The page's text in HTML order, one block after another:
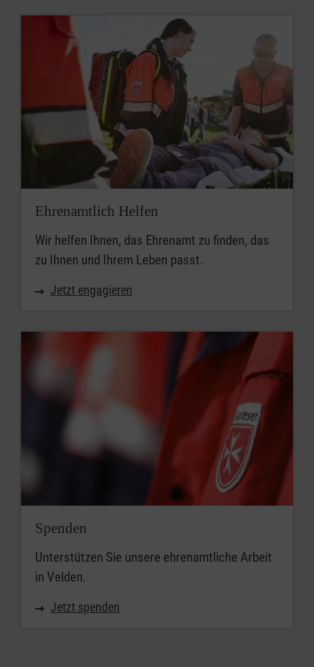
Passende Kurse suchen
Ehrenamtlich Helfen
Wir helfen Ihnen, das Ehrenamt zu finden, das
zu Ihnen und Ihrem Leben passt.
Jetzt engagieren
Spenden
Unterstützen Sie unsere ehrenamtliche Arbeit
in Velden.
Jetzt spenden